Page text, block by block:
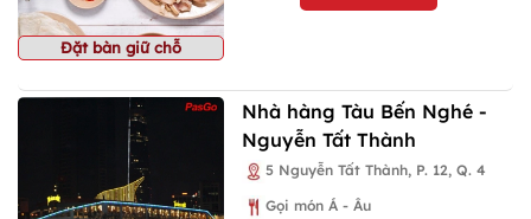
Đặt bàn giữ chỗ
Nhà hàng Tàu Bến Nghé -
Nguyễn Tất Thành
5 Nguyễn Tất Thành, P. 12, Q. 4
Gọi món Á - Âu